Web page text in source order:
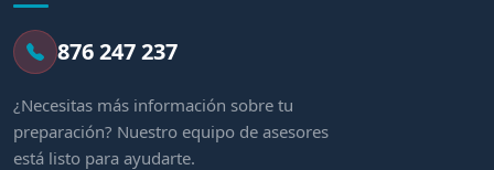
876 247 237
¿Necesitas más información sobre tu
preparación? Nuestro equipo de asesores
está listo para ayudarte.